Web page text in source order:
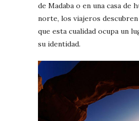
de Madaba o en una casa de
norte, los viajeros
que esta cualidad ocupa un
su identidad.